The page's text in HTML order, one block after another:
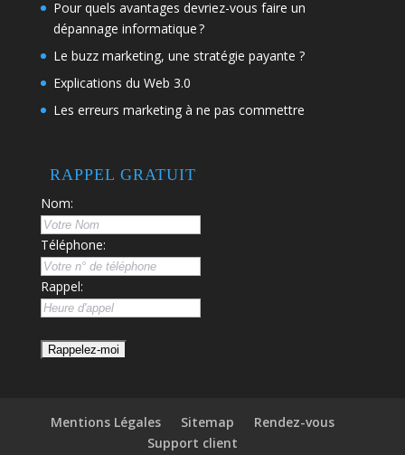
Pour quels avantages devriez-vous faire un
dépannage informatique ?
Le buzz marketing, une stratégie payante ?
Explications du Web 3.0
Les erreurs marketing à ne pas commettre
RAPPEL GRATUIT
Nom:
Téléphone:
Rappel:
Mentions Légales Sitemap
Rendez-vous
Support client